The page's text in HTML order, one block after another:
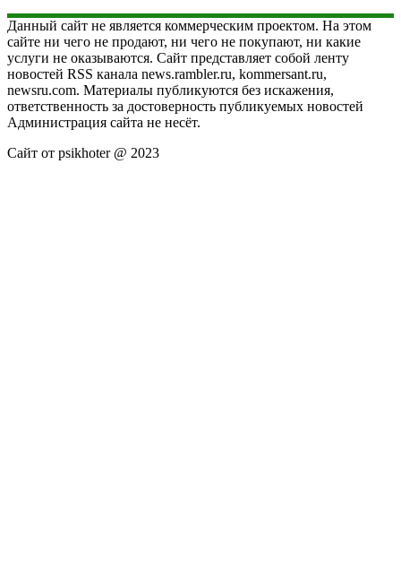
Данный сайт не является коммерческим проектом. На этом
сайте ни чего не продают, ни чего не покупают, ни какие
услуги не оказываются. Сайт представляет собой ленту
новостей RSS канала news.rambler.ru, kommersant.ru,
newsru.com. Материалы публикуются без искажения,
ответственность за достоверность публикуемых новостей
Администрация сайта не несёт.
Сайт от psikhoter @ 2023